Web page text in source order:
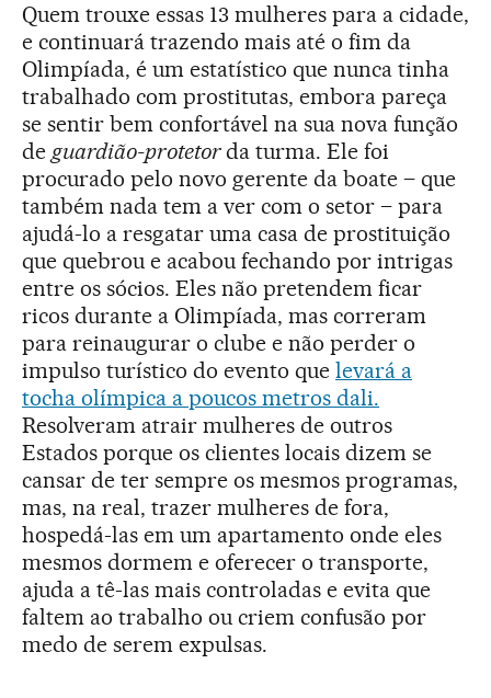
Quem trouxe essas 13 mulheres para a cidade,
e continuará trazendo mais até o fim da
Olimpíada, é um estatístico que nunca tinha
trabalhado com prostitutas, embora pareça
se sentir bem confortável na sua nova função
de guardião-protetorda turma. Ele foi
procurado pelo novo gerente da boate – que
também nada tem a ver com o setor – para
ajudá-lo a resgatar uma casa de prostituição
que quebrou e acabou fechando por intrigas
entre os sócios. Eles não pretendem ficar
ricos durante a Olimpíada, mas correram
para reinaugurar o clube e não perder o
impulso turístico do evento que levará a
tocha olímpica a poucos metros dali.
Resolveram atrair mulheres de outros
Estados porque os clientes locais dizem se
cansar de ter sempre os mesmos programas,
mas, na real, trazer mulheres de fora,
hospedá-las em um apartamento onde eles
mesmos dormem e oferecer o transporte,
ajuda a tê-las mais controladas e evita que
faltem ao trabalho ou criem confusão por
medo de serem expulsas.